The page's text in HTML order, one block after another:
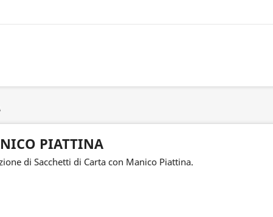
PIATTINA
di Sacchetti di Carta con Manico Piattina.